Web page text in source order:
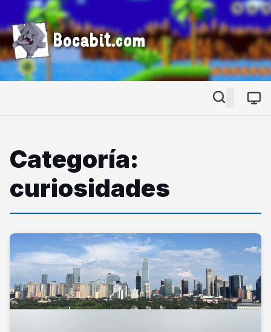
Bocabit.com
Categoría:
curiosidades